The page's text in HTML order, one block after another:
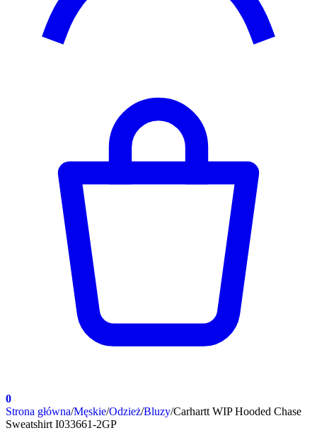
0
Strona główna/Męskie/Odzież/Bluzy/Carhartt WIP Hooded Chase
Sweatshirt I033661-2GP